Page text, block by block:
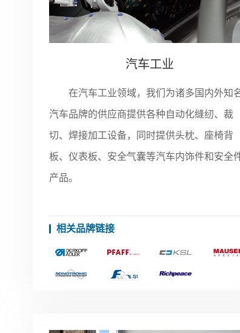
汽车工业
在汽车工业领域，我们为诸多国内外知
汽车品牌的供应商提供各种自动化缝纫、裁
切、焊接加工设备，同时提供头枕、座椅背
板、仪表板、安全气囊等汽车内饰件和安全
产品。
相关品牌链接